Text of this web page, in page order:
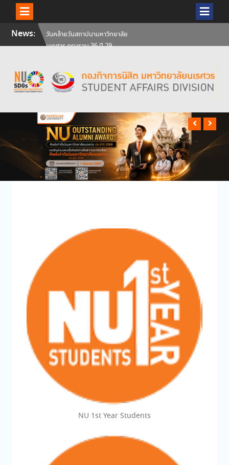
SkipNews:
สัมภาษณ์นิสิตเพื่อพิจารณาเข้ารับ
ทุนการศึกษามหาวิทยาลัยนเรศวร
ศิษย์เก่าแพทย์ถ่ายทอดความรู้ให้
แก่นิสิตปัจจุบัน
วันคล้ายวันสถาปนามหาวิทยาลัย
กรกฎาคม 2569
NU 1st Year Students